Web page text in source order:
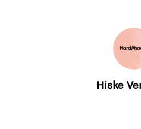
Hiske